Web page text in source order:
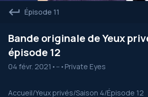
Épisode 11
Bande originale de Yeux
épisode 12
04 févr. 2021 • -- • Private Eyes
Accueil/Yeux privés/Saison 4/Épisode 12